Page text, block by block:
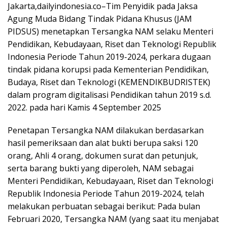
Jakarta,dailyindonesia.co–Tim Penyidik pada Jaksa
Agung Muda Bidang Tindak Pidana Khusus (JAM
PIDSUS) menetapkan Tersangka NAM selaku Menteri
Pendidikan, Kebudayaan, Riset dan Teknologi Republik
Indonesia Periode Tahun 2019-2024, perkara dugaan
tindak pidana korupsi pada Kementerian Pendidikan,
Budaya, Riset dan Teknologi (KEMENDIKBUDRISTEK)
dalam program digitalisasi Pendidikan tahun 2019 s.d.
2022. pada hari Kamis 4 September 2025
Penetapan Tersangka NAM dilakukan berdasarkan
hasil pemeriksaan dan alat bukti berupa saksi 120
orang, Ahli 4 orang, dokumen surat dan petunjuk,
serta barang bukti yang diperoleh, NAM sebagai
Menteri Pendidikan, Kebudayaan, Riset dan Teknologi
Republik Indonesia Periode Tahun 2019-2024, telah
melakukan perbuatan sebagai berikut: Pada bulan
Februari 2020, Tersangka NAM (yang saat itu menjabat